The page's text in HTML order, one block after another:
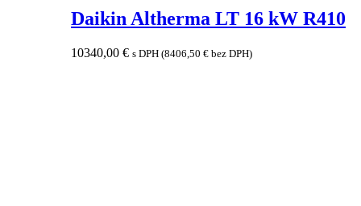
Daikin Altherma LT 16 kW R410
10340,00 € s DPH (8406,50 € bez DPH)